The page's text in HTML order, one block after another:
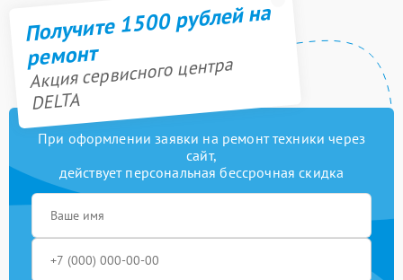
Получите 1500 рублей на
ремонт
Акция сервисного центра
DELTA
При оформлении заявки на ремонт техники через
сайт,
действует персональная бессрочная скидка